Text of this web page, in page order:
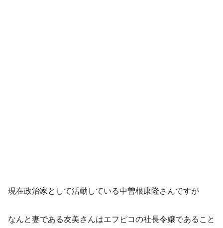
現在政治家として活動している中曽根康隆さんですが
なんと妻である友美さんはエフピコの社長令嬢であること